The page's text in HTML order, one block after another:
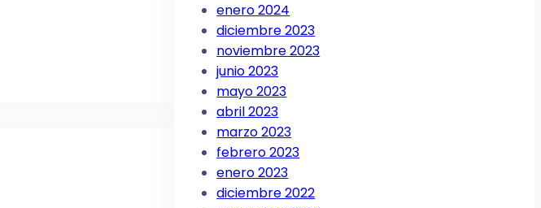
enero 2024
diciembre 2023
noviembre 2023
junio 2023
mayo 2023
abril 2023
marzo 2023
febrero 2023
enero 2023
diciembre 2022